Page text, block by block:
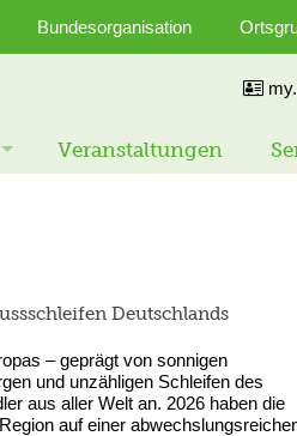
Bundesorganisation
Veranstaltungen
Deutschlands
– geprägt von sonnigen
und unzähligen Schleifen des
aus aller Welt an. 2026 haben die
auf einer